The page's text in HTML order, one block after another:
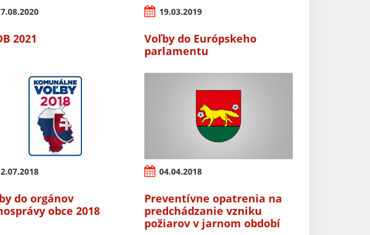
2021
19.03.2019
Voľby do Európskeho
parlamentu
do orgánov
obce 2018
04.04.2018
Preventívne opatrenia na
predchádzanie vzniku
požiarov v jarnom období